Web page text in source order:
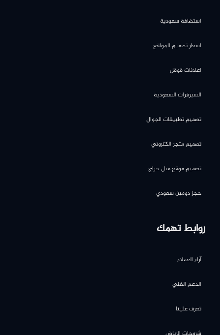
استضافة سعودية
اسعار تصميم المواقع
اعلانات قوقل
السيرفرات السعودية
تصميم تطبيقات الجوال
تصميم متجر الكتروني
تصميم موقع مثل حراج
حجز دومين سعودي
روابط تهمك
آراء العملاء
الدعم الفني
تعرف علينا